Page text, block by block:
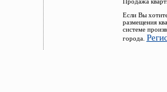
Если Вы
размещения
системе
города.